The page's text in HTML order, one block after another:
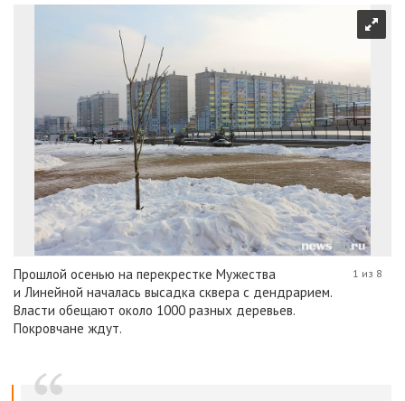
Прошлой осенью на перекрестке Мужества
и Линейной началась высадка сквера с дендрарием.
Власти обещают около 1000 разных деревьев.
Покровчане ждут.
1 из 8